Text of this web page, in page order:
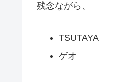
残念ながら、
TSUTAYA
ゲオ